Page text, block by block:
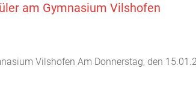
am Gymnasium Vilshofen
Vilshofen Am Donnerstag, den